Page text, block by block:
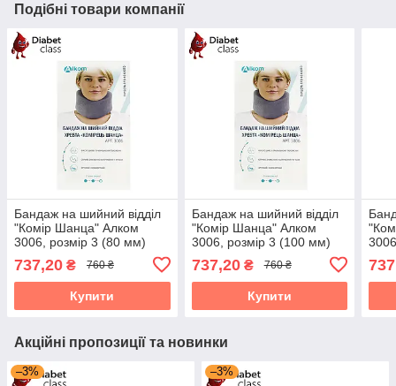
Подібні товари компанії
Бандаж на шийний відділ
"Комір Шанца" Алком
3006, розмір 3 (80 мм)
737,20 ₴ 760 ₴
Купити
Бандаж на шийний відділ
"Комір Шанца" Алком
3006, розмір 3 (100 мм)
737,20₴ 760 ₴
Купити
Акційні пропозиції та новинки
–3% –3%